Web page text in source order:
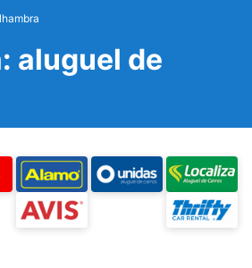
aluguel de